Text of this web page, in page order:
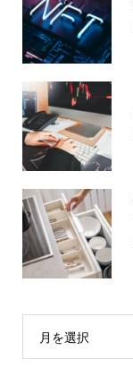
月を選択